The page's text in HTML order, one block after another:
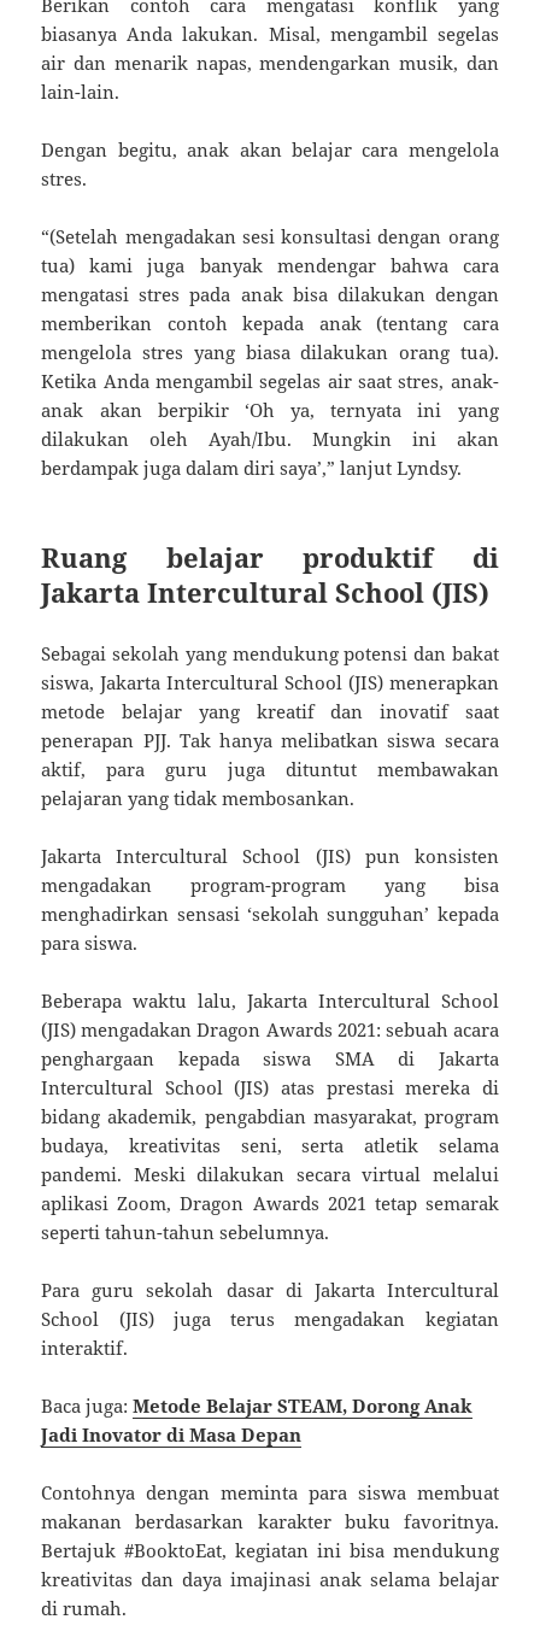
biasanya Anda lakukan. Misal, mengambil segelas
air dan menarik napas, mendengarkan musik, dan
lain-lain.
Dengan begitu, anak akan belajar cara mengelola
stres.
“(Setelah mengadakan sesi konsultasi dengan orang
tua) kami juga banyak mendengar bahwa cara
mengatasi stres pada anak bisa dilakukan dengan
memberikan contoh kepada anak (tentang cara
mengelola stres yang biasa dilakukan orang tua).
Ketika Anda mengambil segelas air saat stres, anak-
anak akan berpikir ‘Oh ya, ternyata ini yang
dilakukan oleh Ayah/Ibu. Mungkin ini akan
berdampak juga dalam diri saya’,” lanjut Lyndsy.
Ruang belajar produktif di
Jakarta Intercultural School (JIS)
Sebagai sekolah yang mendukung potensi dan bakat
siswa, Jakarta Intercultural School (JIS) menerapkan
metode belajar yang kreatif dan inovatif saat
penerapan PJJ. Tak hanya melibatkan siswa secara
aktif, para guru juga dituntut membawakan
pelajaran yang tidak membosankan.
Jakarta Intercultural School (JIS) pun konsisten
mengadakan program-program yang bisa
menghadirkan sensasi ‘sekolah sungguhan’ kepada
para siswa.
Beberapa waktu lalu, Jakarta Intercultural School
(JIS) mengadakan Dragon Awards 2021: sebuah acara
penghargaan kepada siswa SMA di Jakarta
Intercultural School (JIS) atas prestasi mereka di
bidang akademik, pengabdian masyarakat, program
budaya, kreativitas seni, serta atletik selama
pandemi. Meski dilakukan secara virtual melalui
aplikasi Zoom, Dragon Awards 2021 tetap semarak
seperti tahun-tahun sebelumnya.
Para guru sekolah dasar di Jakarta Intercultural
School (JIS) juga terus mengadakan kegiatan
interaktif.
Baca juga:Metode Belajar STEAM, Dorong Anak
Jadi Inovator di Masa Depan
Contohnya dengan meminta para siswa membuat
makanan berdasarkan karakter buku favoritnya.
Bertajuk #BooktoEat, kegiatan ini bisa mendukung
kreativitas dan daya imajinasi anak selama belajar
di rumah.